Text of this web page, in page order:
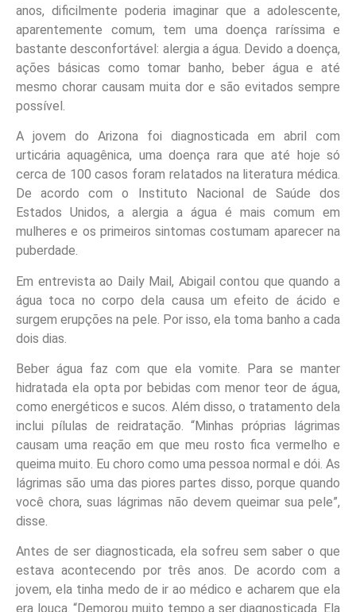
anos, dificilmente poderia imaginar que a adolescente,
aparentemente comum, tem uma doença raríssima e
bastante desconfortável: alergia a água. Devido a doença,
ações básicas como tomar banho, beber água e até
mesmo chorar causam muita dor e são evitados sempre
possível.
A jovem do Arizona foi diagnosticada em abril com
urticária aquagênica, uma doença rara que até hoje só
cerca de 100 casos foram relatados na literatura médica.
De acordo com o Instituto Nacional de Saúde dos
Estados Unidos, a alergia a água é mais comum em
mulheres e os primeiros sintomas costumam aparecer na
puberdade.
Em entrevista ao Daily Mail, Abigail contou que quando a
água toca no corpo dela causa um efeito de ácido e
surgem erupções na pele. Por isso, ela toma banho a cada
dois dias.
Beber água faz com que ela vomite. Para se manter
hidratada ela opta por bebidas com menor teor de água,
como energéticos e sucos. Além disso, o tratamento dela
inclui pílulas de reidratação. “Minhas próprias lágrimas
causam uma reação em que meu rosto fica vermelho e
queima muito. Eu choro como uma pessoa normal e dói. As
lágrimas são uma das piores partes disso, porque quando
você chora, suas lágrimas não devem queimar sua pele”,
disse.
Antes de ser diagnosticada, ela sofreu sem saber o que
estava acontecendo por três anos. De acordo com a
jovem, ela tinha medo de ir ao médico e acharem que ela
era louca. “Demorou muito tempo a ser diagnosticada. Ela